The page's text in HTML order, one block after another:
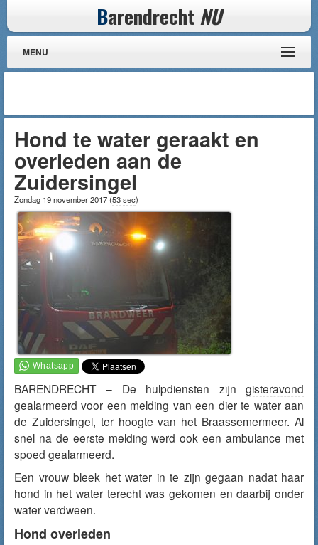
Barendrecht NU
MENU
Hond te water geraakt en
overleden aan de
Zuidersingel
Zondag 19 november 2017(53 sec)
BARENDRECHT – De hulpdiensten zijn gisteravond
gealarmeerd voor een melding van een dier te water aan
de Zuidersingel, ter hoogte van het Braassemermeer. Al
snel na de eerste melding werd ook een ambulance met
spoed gealarmeerd.
Een vrouw bleek het water in te zijn gegaan nadat haar
hond in het water terecht was gekomen en daarbij onder
water verdween.
Hond overleden